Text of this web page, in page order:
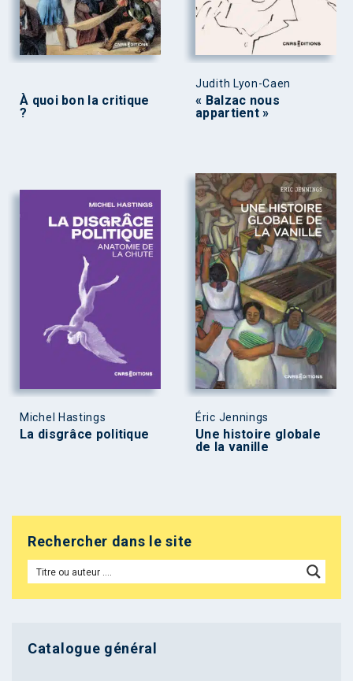
À quoi bon la critique
?
Judith Lyon-Caen
« Balzac nous
appartient »
Michel Hastings
La disgrâce politique
Éric Jennings
Une histoire globale
de la vanille
Rechercher dans le site
Catalogue général